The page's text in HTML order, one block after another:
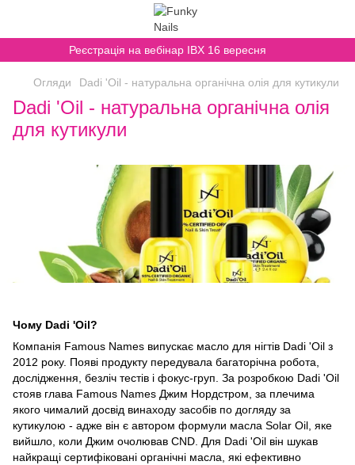
Реєстрація на вебінар IBX 16 вересня
Огляди Dadi 'Oil - натуральна органічна олiя для кутикули
Dadi 'Oil - натуральна органічна олiя
для кутикули
Чому Dadi 'Oil?
Компанія Famous Names випускає масло для нігтів Dadi 'Oil з
2012 року. Появі продукту передувала багаторічна робота,
дослідження, безліч тестів і фокус-груп. За розробкою Dadi 'Oil
стояв глава Famous Names Джим Нордстром, за плечима
якого чималий досвід винаходу засобів по догляду за
кутикулою - адже він є автором формули масла Solar Oil, яке
вийшло, коли Джим очолював CND. Для Dadi 'Oil він шукав
найкращі сертифіковані органічні масла, які ефективно